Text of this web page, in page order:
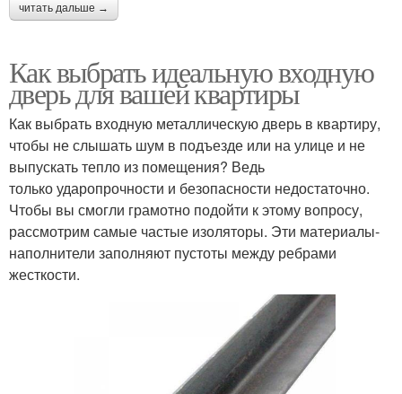
читать дальше →
Как выбрать идеальную входную
дверь для вашей квартиры
Как выбрать входную металлическую дверь в квартиру,
чтобы не слышать шум в подъезде или на улице и не
выпускать тепло из помещения? Ведь
только ударопрочности и безопасности недостаточно.
Чтобы вы смогли грамотно подойти к этому вопросу,
рассмотрим самые частые изоляторы. Эти материалы-
наполнители заполняют пустоты между ребрами
жесткости.